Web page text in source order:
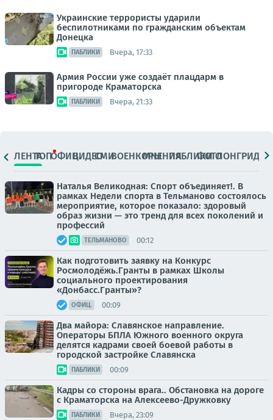
Украинские террористы ударили
беспилотниками по гражданским объектам
Донецка
ПАБЛИКИ Вчера, 17:33
Армия России уже создаёт плацдарм в
пригороде Краматорска
ПАБЛИКИ Вчера, 21:33
ЛЕНТАТОПОФИЦ.ВИДЕОСМИВОЕНКОРЫМНЕНИЯПАБЛИКИ
ФОТОЛОНГРИДЫ
Наталья Великодная: Спорт объединяет!. В
рамках Недели спорта в Тельманово состоялось
мероприятие, которое показало: здоровый
образ жизни — это тренд для всех поколений и
профессий
ТЕЛЬМАНОВО 00:12
Как подготовить заявку на Конкурс
Росмолодёжь.Гранты в рамках Школы
социального проектирования
«Донбасс.Гранты»?
ОФИЦ. 00:09
Два майора: Славянское направление.
Операторы БПЛА Южного военного округа
делятся кадрами своей боевой работы в
городской застройке Славянска
ПАБЛИКИ 00:09
Кадры со стороны врага.. Обстановка на дороге
с Краматорска на Алексеево-Дружковку
ПАБЛИКИ Вчера, 23:09